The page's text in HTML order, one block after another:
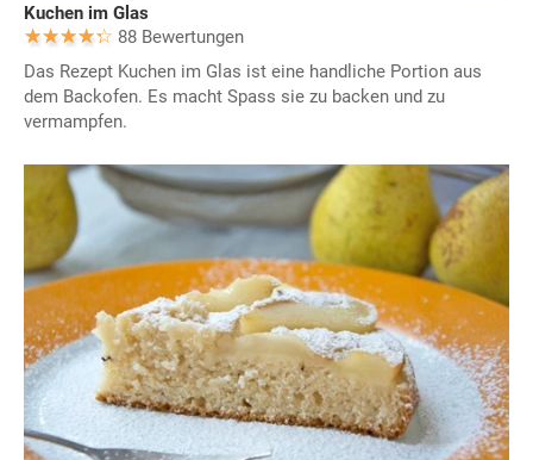
Kuchen im Glas
88 Bewertungen
Das Rezept Kuchen im Glas ist eine handliche Portion aus
dem Backofen. Es macht Spass sie zu backen und zu
vermampfen.